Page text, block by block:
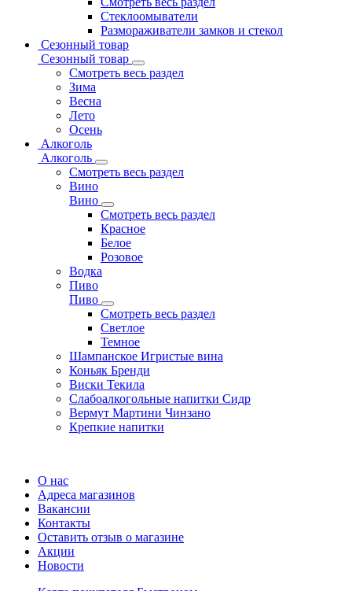
Стеклоомыватели
Размораживатели замков и стекол
Сезонный товар
Сезонный товар
Смотреть весь раздел
Зима
Весна
Лето
Осень
Алкоголь
Алкоголь
Смотреть весь раздел
Вино
Вино
Смотреть весь раздел
Красное
Белое
Розовое
Водка
Пиво
Пиво
Смотреть весь раздел
Cветлое
Темное
Шампанское Игристые вина
Коньяк Бренди
Виски Текила
Слабоалкогольные напитки Сидр
Вермут Мартини Чинзано
Крепкие напитки
О нас
Адреса магазинов
Вакансии
Контакты
Оставить отзыв о магазине
Акции
Новости